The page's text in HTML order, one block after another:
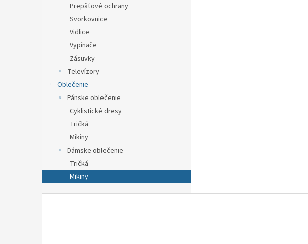
Prepäťové ochrany
Svorkovnice
Vidlice
Vypínače
Zásuvky
Televízory
Oblečenie
Pánske oblečenie
Cyklistické dresy
Tričká
Mikiny
Dámske oblečenie
Tričká
Mikiny